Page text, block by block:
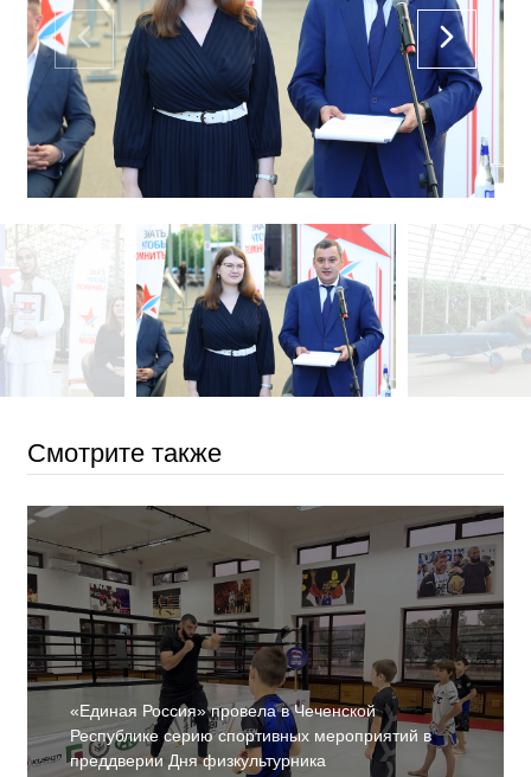
Смотрите также
«Единая Россия» провела в Чеченской
Республике серию спортивных мероприятий в
преддверии Дня физкультурника